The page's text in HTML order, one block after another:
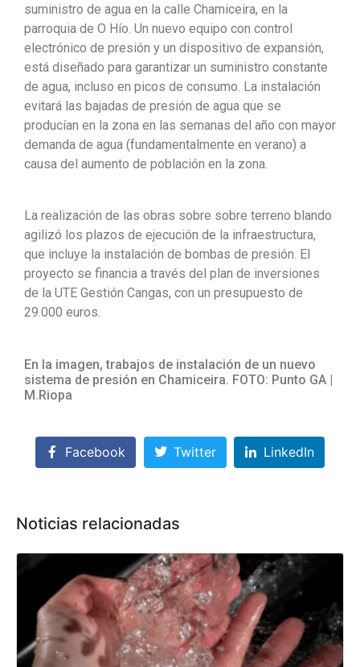
suministro de agua en la calle Chamiceira, en la
parroquia de O Hío. Un nuevo equipo con control
electrónico de presión y un dispositivo de expansión,
está diseñado para garantizar un suministro constante
de agua, incluso en picos de consumo. La instalación
evitará las bajadas de presión de agua que se
producían en la zona en las semanas del año con mayor
demanda de agua (fundamentalmente en verano) a
causa del aumento de población en la zona.
La realización de las obras sobre sobre terreno blando
agilizó los plazos de ejecución de la infraestructura,
que incluye la instalación de bombas de presión. El
proyecto se financia a través del plan de inversiones
de la UTE Gestión Cangas, con un presupuesto de
29.000 euros.
En la imagen, trabajos de instalación de un nuevo
sistema de presión en Chamiceira. FOTO: Punto GA |
M.Riopa
Facebook Twitter LinkedIn
Noticias relacionadas